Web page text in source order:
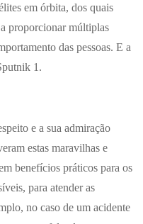
em órbita, dos quais
proporcionar múltiplas
das pessoas. E a
1.
e a sua admiração
estas maravilhas e
benefícios práticos para os
para atender as
no caso de um acidente